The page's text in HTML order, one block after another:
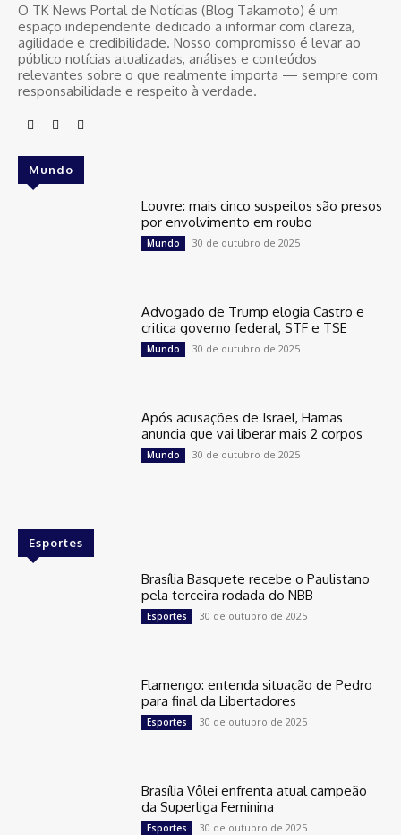
O TK News Portal de Notícias (Blog Takamoto) é um
espaço independente dedicado a informar com clareza,
agilidade e credibilidade. Nosso compromisso é levar ao
público notícias atualizadas, análises e conteúdos
relevantes sobre o que realmente importa — sempre com
responsabilidade e respeito à verdade.
Mundo
Louvre: mais cinco suspeitos são presos
por envolvimento em roubo
Mundo 30 de outubro de 2025
Advogado de Trump elogia Castro e
critica governo federal, STF e TSE
Mundo 30 de outubro de 2025
Após acusações de Israel, Hamas
anuncia que vai liberar mais 2 corpos
Mundo 30 de outubro de 2025
Esportes
Brasília Basquete recebe o Paulistano
pela terceira rodada do NBB
Esportes 30 de outubro de 2025
Flamengo: entenda situação de Pedro
para final da Libertadores
Esportes 30 de outubro de 2025
Brasília Vôlei enfrenta atual campeão
da Superliga Feminina
Esportes 30 de outubro de 2025